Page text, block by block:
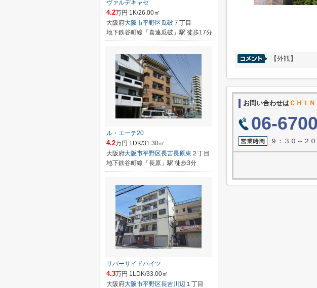
【外観】
お問い合わせは ＣＨＩ
06-
９：３０～２
ヴァルデキャセ
4.2万円 1K/26.00㎡
大阪府大阪市平野区瓜破 ７丁目
地下鉄谷町線「喜連瓜破」駅 徒歩17分
ル・エーテ20
4.2万円 1DK/31.30㎡
大阪府大阪市平野区長吉長原東 ２丁目
地下鉄谷町線「長原」駅 徒歩3分
リバーサイドハイツ
4.3万円 1LDK/33.00㎡
大阪府大阪市平野区長吉川辺 １丁目